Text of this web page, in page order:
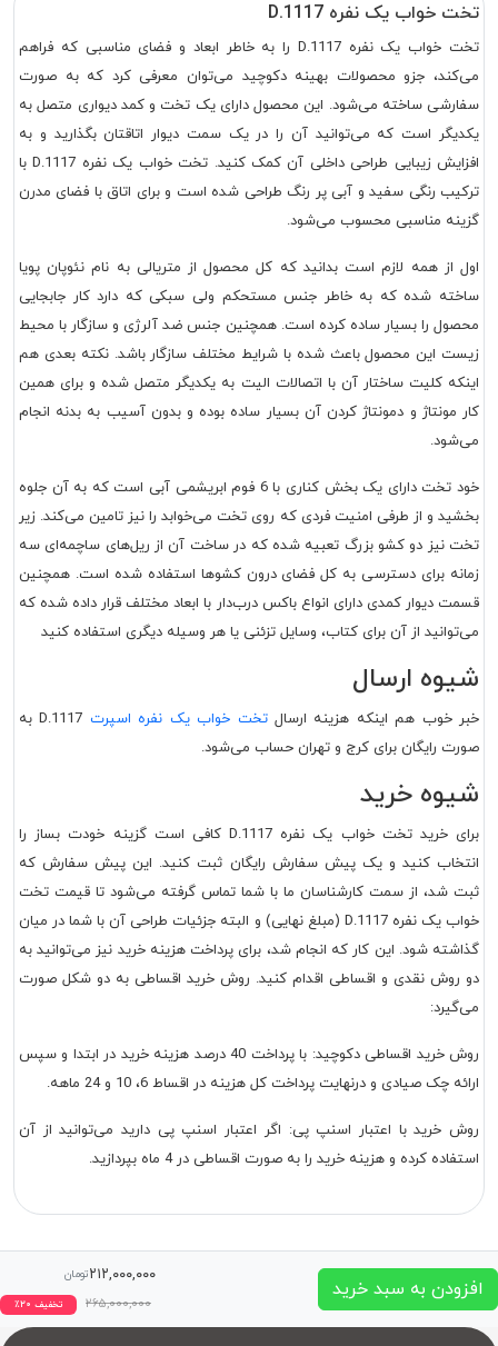
تخت خواب یک نفره D.1117
تخت خواب یک نفره D.1117
را به خاطر ابعاد و فضای مناسبی که فراهم
می‌کند، جزو محصولات بهینه دکوچید می‌توان معرفی کرد که به صورت
سفارشی ساخته می‌شود. این محصول دارای یک تخت و کمد دیواری متصل به
یکدیگر است که می‌توانید آن را در یک سمت دیوار اتاقتان بگذارید و به
افزایش زیبایی طراحی داخلی آن کمک کنید. تخت خواب یک نفره D.1117
با
ترکیب رنگی سفید و آبی پر رنگ طراحی شده است و برای اتاق با فضای مدرن
گزینه مناسبی محسوب می‌شود.
اول از همه لازم است بدانید که کل محصول از متریالی به نام نئوپان پویا
ساخته شده که به خاطر جنس مستحکم ولی سبکی که دارد کار جابجایی
محصول را بسیار ساده کرده است. همچنین جنس ضد آلرژی و سازگار با محیط
زیست این محصول باعث شده با شرایط مختلف سازگار باشد. نکته بعدی هم
اینکه کلیت ساختار آن با اتصالات الیت به یکدیگر متصل شده و برای همین
کار مونتاژ و دمونتاژ کردن آن بسیار ساده بوده و بدون آسیب به بدنه انجام
می‌شود.
خود تخت دارای یک بخش کناری با 6 فوم ابریشمی آبی است که به آن جلوه
بخشید و از طرفی امنیت فردی که روی تخت می‌خوابد را نیز تامین می‌کند. زیر
تخت نیز دو کشو بزرگ تعبیه شده که در ساخت آن از ریل‌های ساچمه‌ای سه
زمانه برای دسترسی به کل فضای درون کشوها استفاده شده است. همچنین
قسمت دیوار کمدی دارای انواع باکس درب‌دار با ابعاد مختلف قرار داده شده که
می‌توانید از آن برای کتاب، وسایل تزئنی یا هر وسیله دیگری استفاده کنید
شیوه ارسال
خبر خوب هم اینکه هزینه ارسالتخت خواب یک نفره اسپرت
به
صورت رایگان برای کرج و تهران حساب می‌شود.
شیوه خرید
برای خریدتخت خواب یک نفره D.1117
کافی است گزینه خودت بساز را
انتخاب کنید و یک پیش سفارش رایگان ثبت کنید. این پیش سفارش که
ثبت شد، از سمت کارشناسان ما با شما تماس گرفته می‌شود تا قیمت تخت
خواب یک نفره D.1117
(مبلغ نهایی) و البته جزئیات طراحی آن با شما در میان
گذاشته شود. این کار که انجام شد، برای پرداخت هزینه خرید نیز می‌توانید به
دو روش نقدی و اقساطی اقدام کنید. روش خرید اقساطی به دو شکل صورت
می‌گیرد:
روش خرید اقساطی دکوچید: با پرداخت 40 درصد هزینه خرید در ابتدا و سپس
ارائه چک صیادی و درنهایت پرداخت کل هزینه در اقساط 6، 10 و 24 ماهه.
روش خرید با اعتبار اسنپ پی: اگر اعتبار اسنپ پی دارید می‌توانید از آن
استفاده کرده و هزینه خرید را به صورت اقساطی در 4 ماه بپردازید.
افزودن به سبد خرید
۲۱۲,۰۰۰,۰۰۰تومان
۲۶۵,۰۰۰,۰۰۰ تخفیف ۲۰٪